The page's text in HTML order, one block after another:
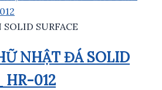
SOLID SURFACE
NHẬT ĐÁ SOLID
HR-012